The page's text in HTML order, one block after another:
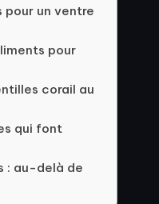
pour un ventre
pour
corail au
qui font
: au-delà de